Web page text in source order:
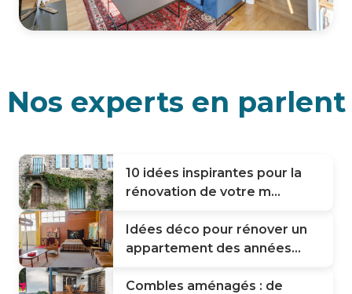
Nos experts en parlent
10 idées inspirantes pour la
rénovation de votre m...
Idées déco pour rénover un
appartement des années...
Combles aménagés : de